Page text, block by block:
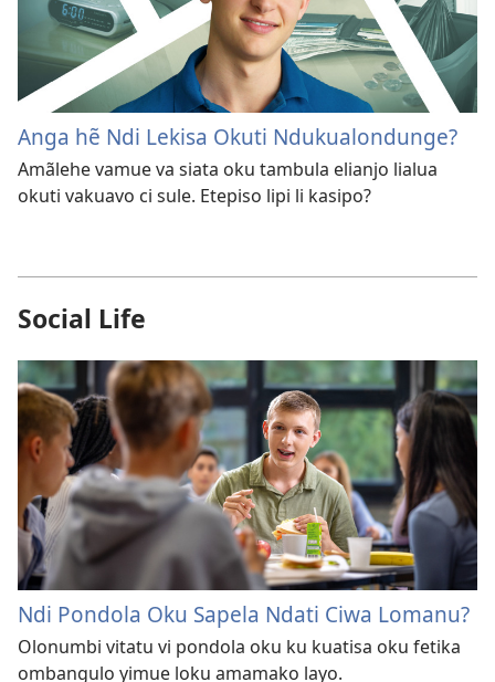
Anga hẽ Ndi Lekisa Okuti Ndukualondunge?
Amãlehe vamue va siata oku tambula elianjo lialua
okuti vakuavo ci sule. Etepiso lipi li kasipo?
Social Life
Ndi Pondola Oku Sapela Ndati Ciwa Lomanu?
Olonumbi vitatu vi pondola oku ku kuatisa oku fetika
ombangulo yimue loku amamako layo.